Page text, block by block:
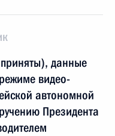
данные
видео-
автономной
Президента